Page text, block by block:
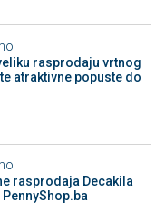
rasprodaju vrtnog
atraktivne popuste do
rasprodaja Decakila